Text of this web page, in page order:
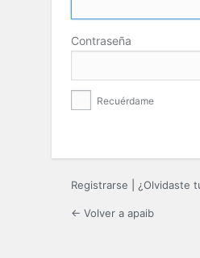
Contraseña
Recuérdame
Registrarse ¿Olvidaste
← Volver a apaib